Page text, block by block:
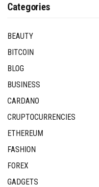
Categories
BEAUTY
BITCOIN
BLOG
BUSINESS
CARDANO
CRUPTOCURRENCIES
ETHEREUM
FASHION
FOREX
GADGETS